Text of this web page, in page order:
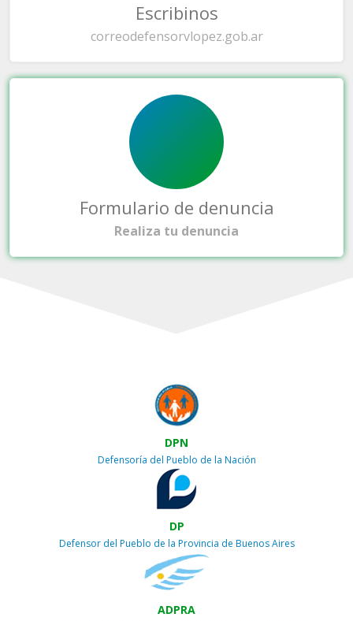
Escribinos
correodefensorvlopez.gob.ar
Formulario de denuncia
Realiza tu denuncia
DPN
Defensoría del Pueblo de la Nación
DP
Defensor del Pueblo de la Provincia de Buenos Aires
ADPRA